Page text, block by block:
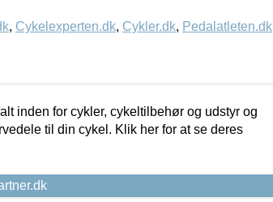
, Cykelexperten.dk, Cykler.dk, Pedalatleten.dk
inden for cykler, cykeltilbehør og udstyr og
til din cykel. Klik her for at se deres